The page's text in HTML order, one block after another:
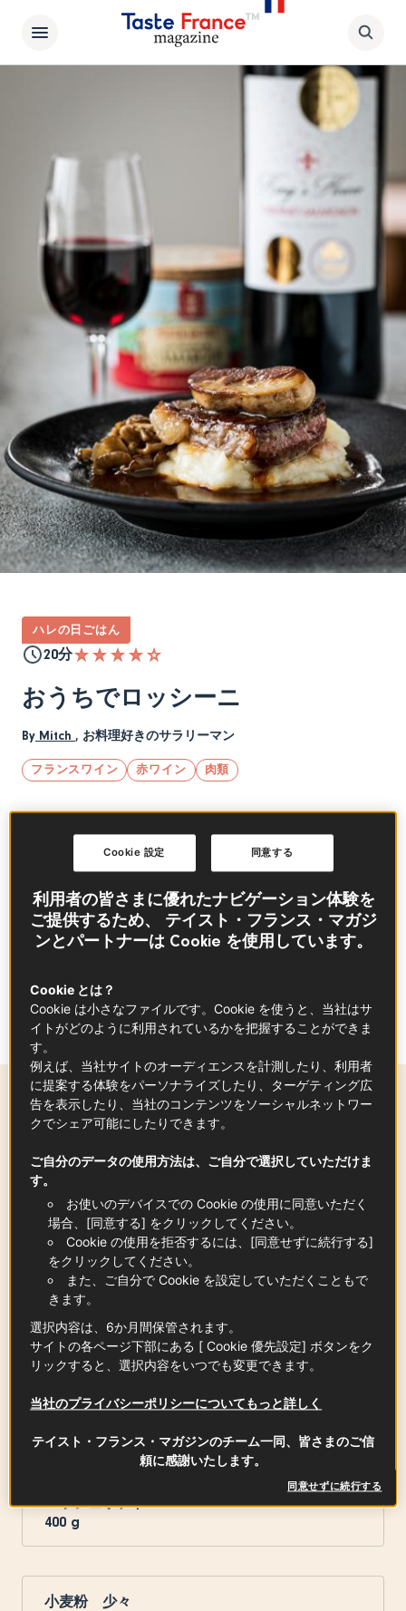
ハレの日ごはん
20分
おうちでロッシーニ
By Mitch , お料理好きのサラリーマン
フランスワイン 赤ワイン 肉類
フランス産の赤ワイン、フォアグラ、塩を使っ
たロッシーニです。
良質な食材を使ったレストランメニューがおう
フォアグラをはじめ、ちょっと珍しいフランス
食材にチャレンジしてみましょう。
材料for - +
牛フィレ肉
4
枚
フォアグラ（ROUGIE フォアグラ・ド・カナー
ル エスカロップ）
4枚
舞茸
マッシュポテト
400 g
小麦粉 少々
利用者の皆さまに優れたナビゲーション体験を
ご提供するため、 テイスト・フランス・マガジ
ンとパートナーは Cookie を使用しています。
Cookie とは？
Cookie は小さなファイルです。Cookie を使うと、当社はサ
イトがどのように利用されているかを把握することができま
す。
例えば、当社サイトのオーディエンスを計測したり、利用者
に提案する体験をパーソナライズしたり、ターゲティング広
告を表示したり、当社のコンテンツをソーシャルネットワー
クでシェア可能にしたりできます。
ご自分のデータの使用方法は、ご自分で選択していただけま
す。
お使いのデバイスでの Cookie の使用に同意いただく
場合、[同意する] をクリックしてください。
Cookie の使用を拒否するには、[同意せずに続行する]
をクリックしてください。
また、ご自分で Cookie を設定していただくこともで
きます。
選択内容は、6か月間保管されます。
サイトの各ページ下部にある [ Cookie 優先設定] ボタンをク
リックすると、選択内容をいつでも変更できます。
当社のプライバシーポリシーについてもっと詳しく
テイスト・フランス・マガジンのチーム一同、皆さまのご信
頼に感謝いたします。
同意せずに続行する
同意する
Cookie 設定